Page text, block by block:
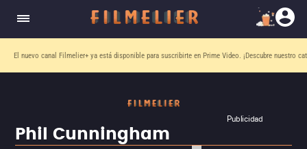
El nuevo canal Filmelier+ ya está disponible para suscribirte en Prime Video. ¡Descubre nuestro
Publicidad
Phil Cunningham